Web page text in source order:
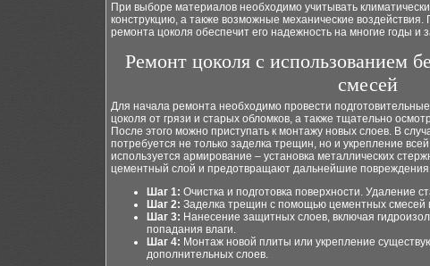
При выборе материалов необходимо учитывать
конструкцию, а также возможные механические
ремонта цоколя обеспечит его надежность на многие годы
Ремонт цоколя с использованием
смесей
Для начала ремонта необходимо провести
цоколя от грязи и старых обломков, а также тщательно
После этого можно приступать к монтажу новых слоев. В
потребуется не только заделка трещин, но и укрепление
используется армирование – установка металлических
цементный слой и предотвращают дальнейшие
Шаг 1: Очистка и подготовка поверхности. Удаление
Шаг 2: Заделка трещин с помощью цементных смесей
Шаг 3: Нанесение защитных слоев, включая
попадания влаги.
Шаг 4: Монтаж новой плиты или укрепление
дополнительных слоев.